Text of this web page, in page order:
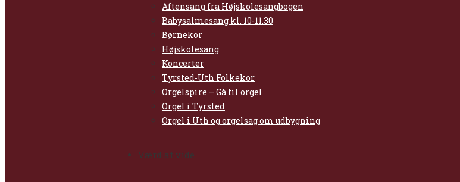
Aftensang fra Højskolesangbogen
Babysalmesang kl. 10-11.30
Børnekor
Højskolesang
Koncerter
Tyrsted-Uth Folkekor
Orgelspire – Gå til orgel
Orgel i Tyrsted
Orgel i Uth og orgelsag om udbygning
Værd at vide